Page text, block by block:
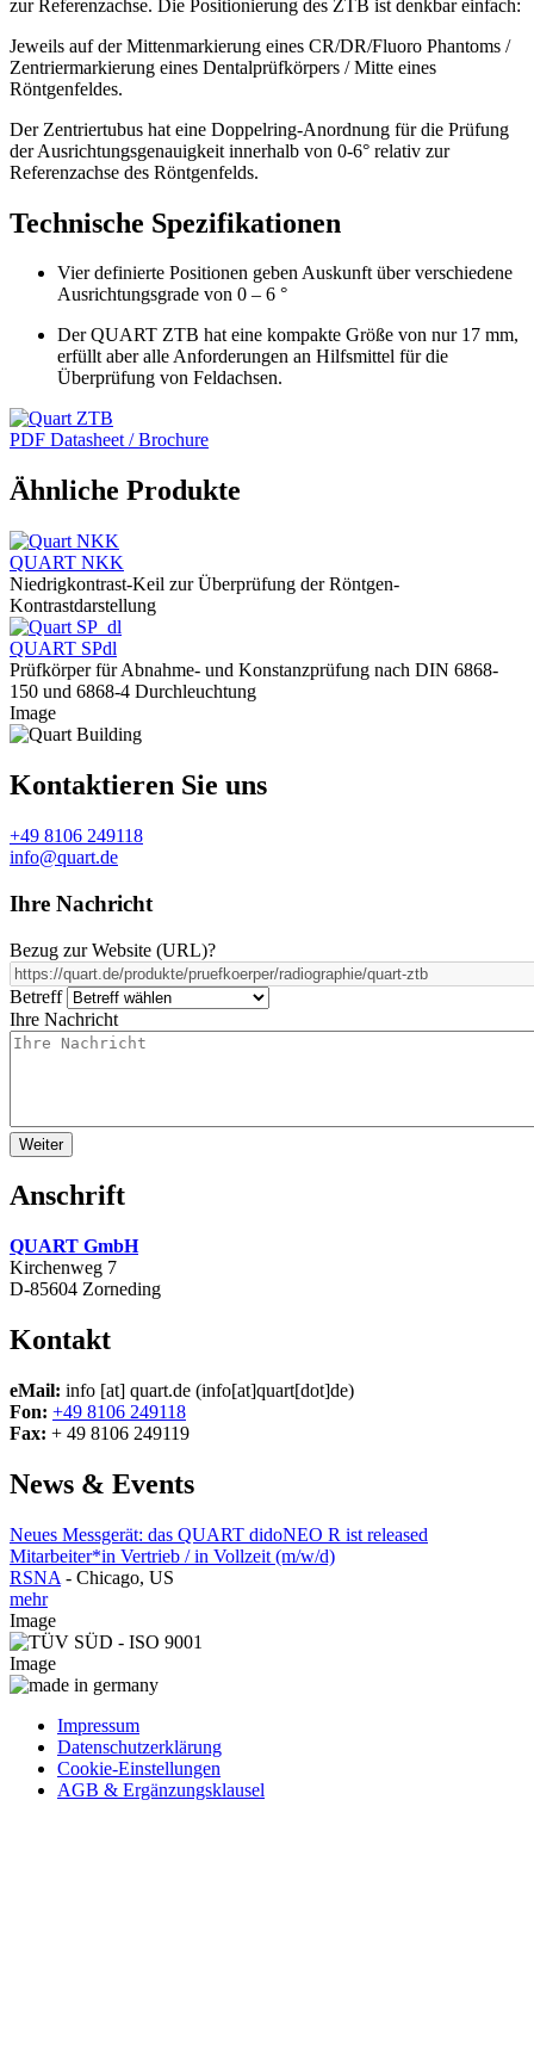
zur Referenzachse. Die Positionierung des ZTB ist denkbar einfach:
Jeweils auf der Mittenmarkierung eines CR/DR/Fluoro Phantoms /
Zentriermarkierung eines Dentalprüfkörpers / Mitte eines
Röntgenfeldes.
Der Zentriertubus hat eine Doppelring-Anordnung für die Prüfung
der Ausrichtungsgenauigkeit innerhalb von 0-6° relativ zur
Referenzachse des Röntgenfelds.
Technische Spezifikationen
Vier definierte Positionen geben Auskunft über verschiedene
Ausrichtungsgrade von 0 – 6 °
Der QUART ZTB hat eine kompakte Größe von nur 17 mm,
erfüllt aber alle Anforderungen an Hilfsmittel für die
Überprüfung von Feldachsen.
PDF Datasheet / Brochure
Ähnliche Produkte
QUART NKK
Niedrigkontrast-Keil zur Überprüfung der Röntgen-
Kontrastdarstellung
QUART SPdl
Prüfkörper für Abnahme- und Konstanzprüfung nach DIN 6868-
150 und 6868-4 Durchleuchtung
Image
Kontaktieren Sie uns
+49 8106 249118
info@quart.de
Ihre Nachricht
Bezug zur Website (URL)?
Betreff
Ihre Nachricht
Anschrift
QUART GmbH
Kirchenweg 7
D-85604 Zorneding
Kontakt
eMail: info [at] quart.de (info[at]quart[dot]de)
Fon: +49 8106 249118
Fax: + 49 8106 249119
News & Events
Neues Messgerät: das QUART didoNEO R ist released
Mitarbeiter*in Vertrieb / in Vollzeit (m/w/d)
RSNA - Chicago, US
mehr
Image
Image
Impressum
Datenschutzerklärung
Cookie-Einstellungen
AGB & Ergänzungsklausel